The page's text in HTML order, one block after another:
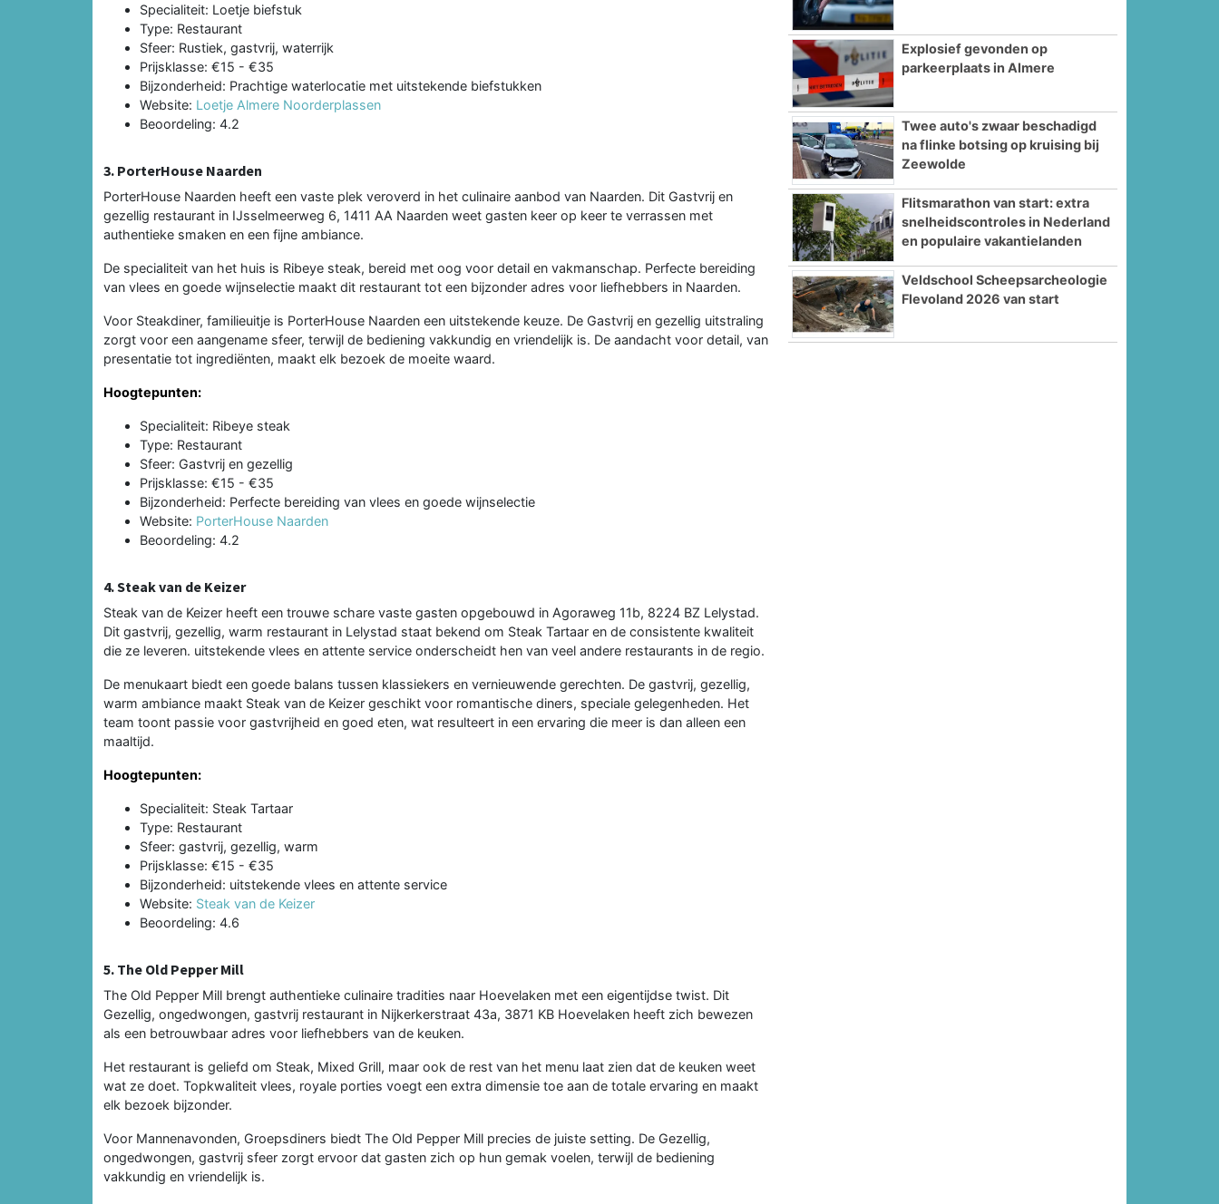
Specialiteit: Loetje biefstuk
Type: Restaurant
Sfeer: Rustiek, gastvrij, waterrijk
Prijsklasse: €15 - €35
Bijzonderheid: Prachtige waterlocatie met uitstekende biefstukken
Website: Loetje Almere Noorderplassen
Beoordeling: 4.2
3. PorterHouse Naarden
PorterHouse Naarden heeft een vaste plek veroverd in het culinaire aanbod van Naarden. Dit Gastvrij en
gezellig restaurant in IJsselmeerweg 6, 1411 AA Naarden weet gasten keer op keer te verrassen met
authentieke smaken en een fijne ambiance.
De specialiteit van het huis is Ribeye steak, bereid met oog voor detail en vakmanschap. Perfecte bereiding
van vlees en goede wijnselectie maakt dit restaurant tot een bijzonder adres voor liefhebbers in Naarden.
Voor Steakdiner, familieuitje is PorterHouse Naarden een uitstekende keuze. De Gastvrij en gezellig uitstraling
zorgt voor een aangename sfeer, terwijl de bediening vakkundig en vriendelijk is. De aandacht voor detail, van
presentatie tot ingrediënten, maakt elk bezoek de moeite waard.
Hoogtepunten:
Specialiteit: Ribeye steak
Type: Restaurant
Sfeer: Gastvrij en gezellig
Prijsklasse: €15 - €35
Bijzonderheid: Perfecte bereiding van vlees en goede wijnselectie
Website: PorterHouse Naarden
Beoordeling: 4.2
4. Steak van de Keizer
Steak van de Keizer heeft een trouwe schare vaste gasten opgebouwd in Agoraweg 11b, 8224 BZ Lelystad.
Dit gastvrij, gezellig, warm restaurant in Lelystad staat bekend om Steak Tartaar en de consistente kwaliteit
die ze leveren. uitstekende vlees en attente service onderscheidt hen van veel andere restaurants in de regio.
De menukaart biedt een goede balans tussen klassiekers en vernieuwende gerechten. De gastvrij, gezellig,
warm ambiance maakt Steak van de Keizer geschikt voor romantische diners, speciale gelegenheden. Het
team toont passie voor gastvrijheid en goed eten, wat resulteert in een ervaring die meer is dan alleen een
maaltijd.
Hoogtepunten:
Specialiteit: Steak Tartaar
Type: Restaurant
Sfeer: gastvrij, gezellig, warm
Prijsklasse: €15 - €35
Bijzonderheid: uitstekende vlees en attente service
Website: Steak van de Keizer
Beoordeling: 4.6
5. The Old Pepper Mill
The Old Pepper Mill brengt authentieke culinaire tradities naar Hoevelaken met een eigentijdse twist. Dit
Gezellig, ongedwongen, gastvrij restaurant in Nijkerkerstraat 43a, 3871 KB Hoevelaken heeft zich bewezen
als een betrouwbaar adres voor liefhebbers van de keuken.
Het restaurant is geliefd om Steak, Mixed Grill, maar ook de rest van het menu laat zien dat de keuken weet
wat ze doet. Topkwaliteit vlees, royale porties voegt een extra dimensie toe aan de totale ervaring en maakt
elk bezoek bijzonder.
Voor Mannenavonden, Groepsdiners biedt The Old Pepper Mill precies de juiste setting. De Gezellig,
ongedwongen, gastvrij sfeer zorgt ervoor dat gasten zich op hun gemak voelen, terwijl de bediening
vakkundig en vriendelijk is.
Explosief gevonden op
parkeerplaats in Almere
Twee auto's zwaar beschadigd
na flinke botsing op kruising bij
Zeewolde
Flitsmarathon van start: extra
snelheidscontroles in Nederland
en populaire vakantielanden
Veldschool Scheepsarcheologie
Flevoland 2026 van start